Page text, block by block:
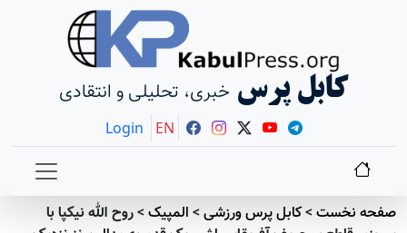
کابل پرس خبری، تحلیلی و انتقادی
Login EN
صفحه نخست>کابل پرس ورزشی> المپیک>روح الله نیکپا با